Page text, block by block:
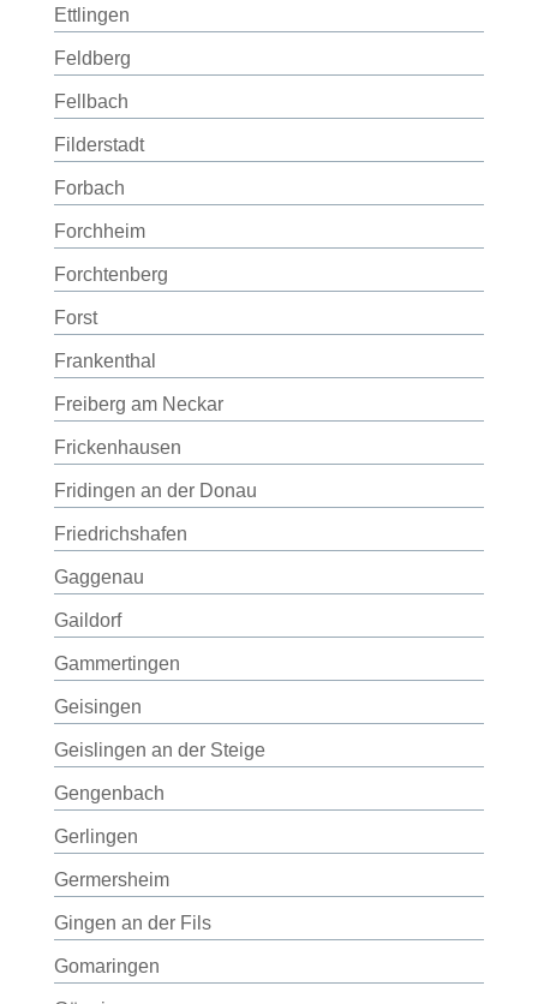
Ettlingen
Feldberg
Fellbach
Filderstadt
Forbach
Forchheim
Forchtenberg
Forst
Frankenthal
Freiberg am Neckar
Frickenhausen
Fridingen an der Donau
Friedrichshafen
Gaggenau
Gaildorf
Gammertingen
Geisingen
Geislingen an der Steige
Gengenbach
Gerlingen
Germersheim
Gingen an der Fils
Gomaringen